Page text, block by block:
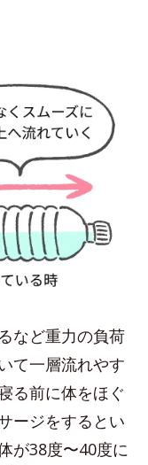
など重力の負荷
て一層流れやす
る前に体をほぐ
ージをするとい
が38度〜40度に